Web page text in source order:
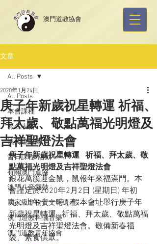
​澳門道教協會
文章
All Posts
本會課程
報名表格
澳門道樂團
昔日課程/活動
有關澳門道協
澳門八音鑼鼓
國家級非物質文化遺產
澳門道教科儀音樂
澳門道教青年協會
All Posts
庚子年新歲祝星轉運 祈福、
拜太歲、敬點萬福光明燈及
吉祥聖燈法會
2020年1月24日
庚子年新歲祝星轉運   祈福、拜太歲、敬
點萬福光明燈及吉祥聖燈法會
銀花萬簇迎金鼠，鼠報年來福滿門。本
會謹定於2020年2月2日 (星期日) 年初
九，上午十一時，假本會址舉行庚子年
新歲祝星轉運   祈福、拜太歲、敬點萬福
光明燈及吉祥聖燈法會。敬備新春福
袋、素食供眾。